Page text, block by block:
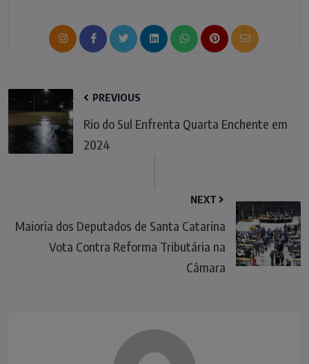
PREVIOUS
Rio do Sul Enfrenta Quarta Enchente em
2024
NEXT
Maioria dos Deputados de Santa Catarina
Vota Contra Reforma Tributária na
Câmara